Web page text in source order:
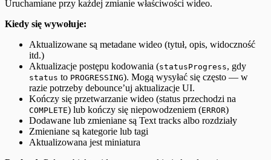
Uruchamiane przy każdej zmianie właściwości wideo.
Kiedy się wywołuje:
Aktualizowane są metadane wideo (tytuł, opis, widoczność
itd.)
Aktualizacje postępu kodowania (statusProgress, gdy
status to PROGRESSING). Mogą wysyłać się często — w
razie potrzeby debounce’uj aktualizacje UI.
Kończy się przetwarzanie wideo (status przechodzi na
COMPLETE) lub kończy się niepowodzeniem (ERROR)
Dodawane lub zmieniane są Text tracks albo rozdziały
Zmieniane są kategorie lub tagi
Aktualizowana jest miniatura